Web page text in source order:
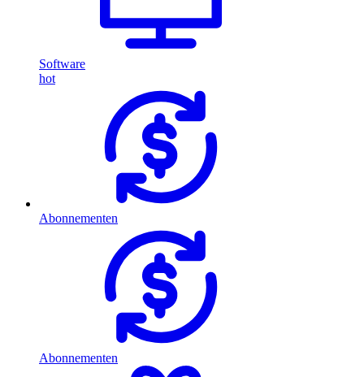
Software
hot
Abonnementen
Abonnementen